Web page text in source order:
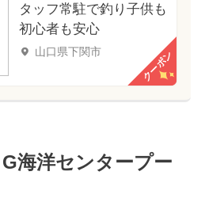
タッフ常駐で釣り子供も
初心者も安心
山口県下関市 クーポン
海洋センタープー